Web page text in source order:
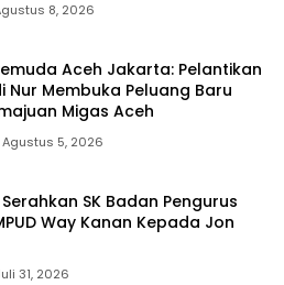
8, 2026
Aceh Jakarta: Pelantikan
Nur Membuka Peluang Baru
Migas Aceh
Agustus 5, 2026
Serahkan SK Badan Pengurus
Way Kanan Kepada Jon
31, 2026